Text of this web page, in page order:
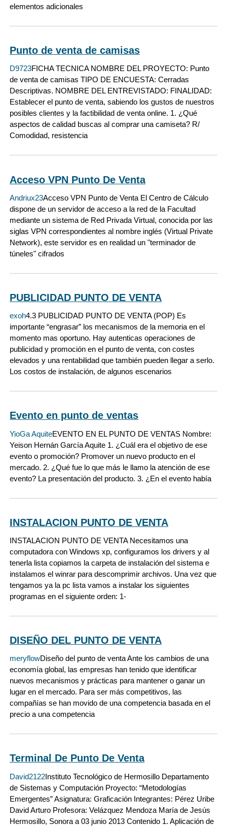
elementos adicionales
Punto de venta de camisas
D9723FICHA TECNICA NOMBRE DEL PROYECTO: Punto
de venta de camisas TIPO DE ENCUESTA: Cerradas
Descriptivas. NOMBRE DEL ENTREVISTADO: FINALIDAD:
Establecer el punto de venta, sabiendo los gustos de nuestros
posibles clientes y la factibilidad de venta online. 1. ¿Qué
aspectos de calidad buscas al comprar una camiseta? R/
Comodidad, resistencia
Acceso VPN Punto De Venta
Andriux23Acceso VPN Punto de Venta El Centro de Cálculo
dispone de un servidor de acceso a la red de la Facultad
mediante un sistema de Red Privada Virtual, conocida por las
siglas VPN correspondientes al nombre inglés (Virtual Private
Network), este servidor es en realidad un "terminador de
túneles" cifrados
PUBLICIDAD PUNTO DE VENTA
exoh4.3 PUBLICIDAD PUNTO DE VENTA (POP) Es
importante “engrasar” los mecanismos de la memoria en el
momento mas oportuno. Hay autenticas operaciones de
publicidad y promoción en el punto de venta, con costes
elevados y una rentabilidad que también pueden llegar a serlo.
Los costos de instalación, de algunos escenarios
Evento en punto de ventas
YioGa AquiteEVENTO EN EL PUNTO DE VENTAS Nombre:
Yeison Hernán García Aquite 1. ¿Cuál era el objetivo de ese
evento o promoción? Promover un nuevo producto en el
mercado. 2. ¿Qué fue lo que más le llamo la atención de ese
evento? La presentación del producto. 3. ¿En el evento había
INSTALACION PUNTO DE VENTA
INSTALACION PUNTO DE VENTA Necesitamos una
computadora con Windows xp, configuramos los drivers y al
tenerla lista copiamos la carpeta de instalación del sistema e
instalamos el winrar para descomprimir archivos. Una vez que
tengamos ya la pc lista vamos a instalar los siguientes
programas en el siguiente orden: 1-
DISEÑO DEL PUNTO DE VENTA
meryflowDiseño del punto de venta Ante los cambios de una
economía global, las empresas han tenido que identificar
nuevos mecanismos y prácticas para mantener o ganar un
lugar en el mercado. Para ser más competitivos, las
compañías se han movido de una competencia basada en el
precio a una competencia
Terminal De Punto De Venta
David2122Instituto Tecnológico de Hermosillo Departamento
de Sistemas y Computación Proyecto: “Metodologías
Emergentes” Asignatura: Graficación Integrantes: Pérez Uribe
David Arturo Profesora: Velázquez Mendoza María de Jesús
Hermosillo, Sonora a 03 junio 2013 Contenido 1. Aplicación de